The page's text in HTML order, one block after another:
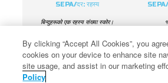
SEPA/दर: रहस्य
बिन्दुहरूको एक रहस्य संख्या स्कोर।
SEPA/
By clicking “Accept All Cookies”, you
cookies on your device to enhance site
site usage, and assist in our marketing
Policy